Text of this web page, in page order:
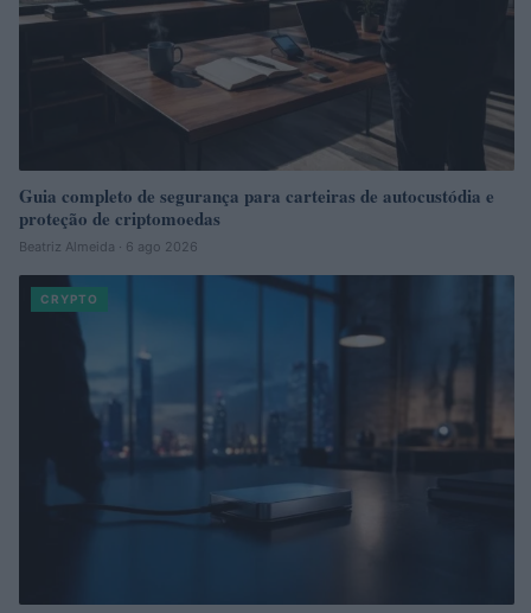
Guia completo de segurança para carteiras de autocustódia e
proteção de criptomoedas
Beatriz Almeida · 6 ago 2026
CRYPTO